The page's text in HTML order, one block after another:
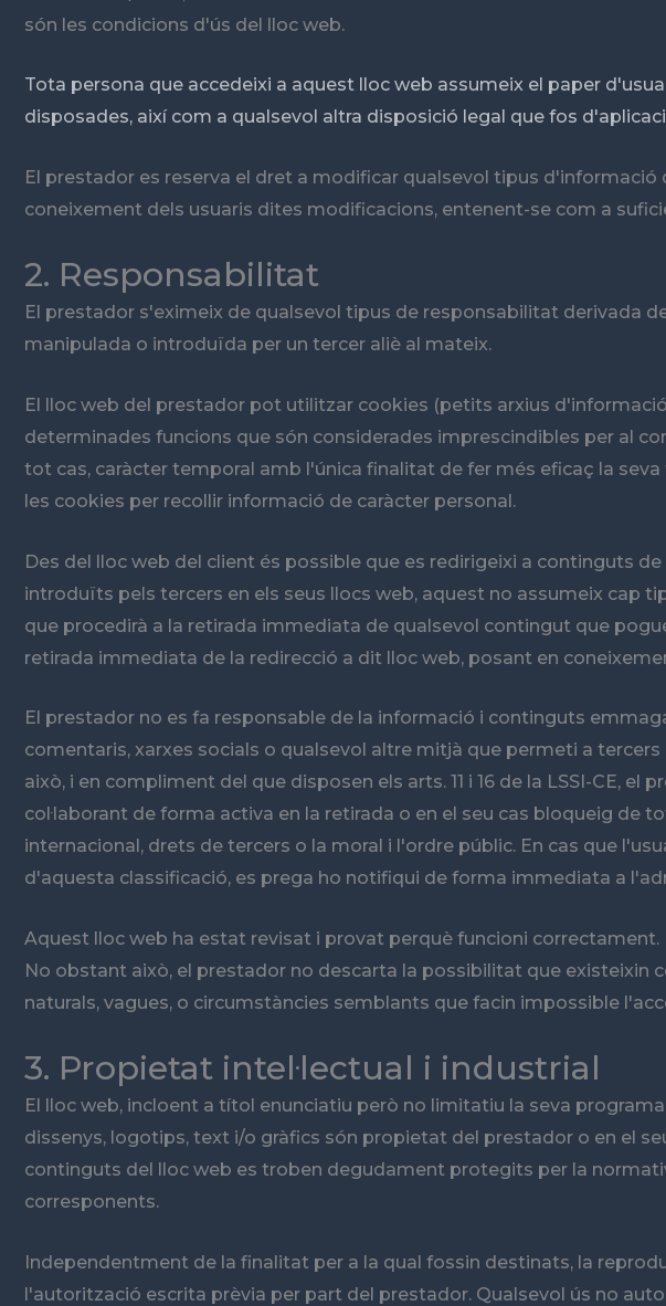
són les condicions d'ús del lloc web.
Tota persona que accedeixi a aquest lloc web assumeix el paper
disposades, així com a qualsevol altra disposició legal que fos
El prestador es reserva el dret a modificar qualsevol tipus
coneixement dels usuaris dites modificacions, entenent-se com a
2. Responsabilitat
El prestador s'eximeix de qualsevol tipus de responsabilitat derivada
manipulada o introduïda per un tercer aliè al mateix.
El lloc web del prestador pot utilitzar cookies (petits arxius
determinades funcions que són considerades imprescindibles per al
tot cas, caràcter temporal amb l'única finalitat de fer més eficaç la
les cookies per recollir informació de caràcter personal.
Des del lloc web del client és possible que es redirigeixi a continguts
introduïts pels tercers en els seus llocs web, aquest no assumeix cap
que procedirà a la retirada immediata de qualsevol contingut que
retirada immediata de la redirecció a dit lloc web, posant en
El prestador no es fa responsable de la informació i continguts
comentaris, xarxes socials o qualsevol altre mitjà que permeti a
això, i en compliment del que disposen els arts. 11 i 16 de la LSSI-CE,
col·laborant de forma activa en la retirada o en el seu cas bloqueig
internacional, drets de tercers o la moral i l'ordre públic. En cas que
d'aquesta classificació, es prega ho notifiqui de forma immediata a
Aquest lloc web ha estat revisat i provat perquè funcioni
No obstant això, el prestador no descarta la possibilitat que existeixin
naturals, vagues, o circumstàncies semblants que facin impossible
3. Propietat intel·lectual i industrial
El lloc web, incloent a títol enunciatiu però no limitatiu la seva
dissenys, logotips, text i/o gràfics són propietat del prestador o en el
continguts del lloc web es troben degudament protegits per la
corresponents.
Independentment de la finalitat per a la qual fossin destinats, la
l'autorització escrita prèvia per part del prestador. Qualsevol ús no